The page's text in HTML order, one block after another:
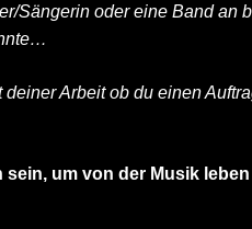
Sängerin oder eine Band an
Arbeit ob du einen
um von der Musik